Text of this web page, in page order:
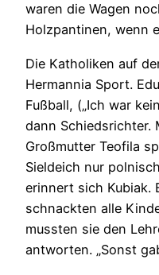
waren die Wagen
Holzpantinen, wenn
Die Katholiken auf
Hermannia Sport.
Fußball, („Ich war
dann Schiedsrichter.
Großmutter Teofila
Sieldeich nur
erinnert sich Kubiak.
schnackten alle
mussten sie den
antworten. „Sonst